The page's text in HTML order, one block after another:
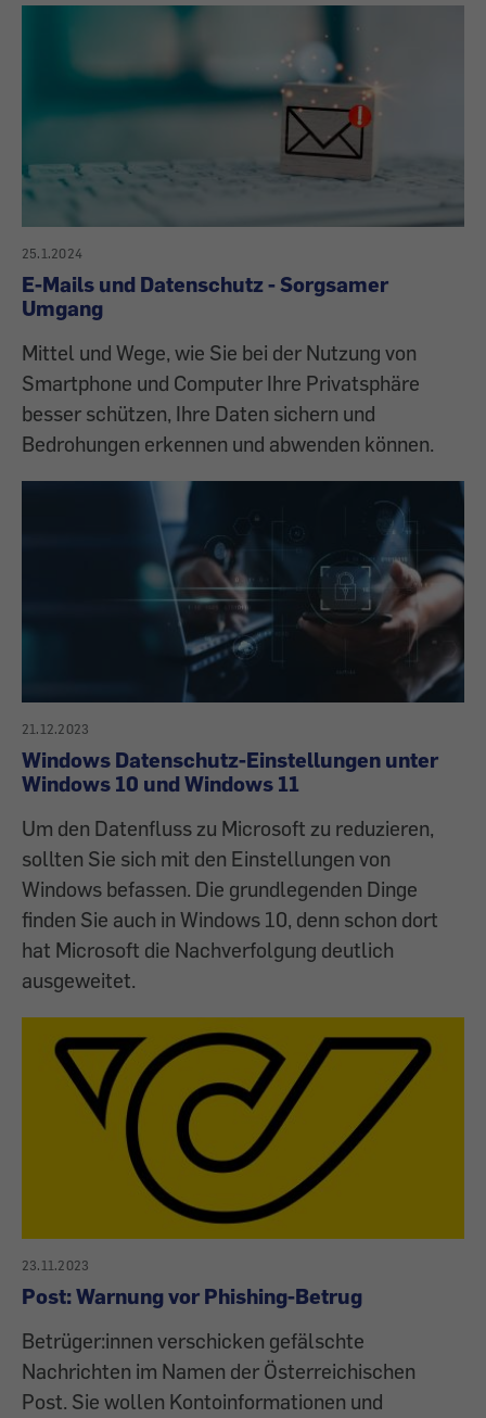
25.1.2024
E-Mails und Datenschutz - Sorgsamer
Umgang
Mittel und Wege, wie Sie bei der Nutzung von
Smartphone und Computer Ihre Privatsphäre
besser schützen, Ihre Daten sichern und
Bedrohungen erkennen und abwenden können.
21.12.2023
Windows Datenschutz-Einstellungen unter
Windows 10 und Windows 11
Um den Datenfluss zu Microsoft zu reduzieren,
sollten Sie sich mit den Einstellungen von
Windows befassen. Die grundlegenden Dinge
finden Sie auch in Windows 10, denn schon dort
hat Microsoft die Nachverfolgung deutlich
ausgeweitet.
23.11.2023
Post: Warnung vor Phishing-Betrug
Betrüger:innen verschicken gefälschte
Nachrichten im Namen der Österreichischen
Post. Sie wollen Kontoinformationen und